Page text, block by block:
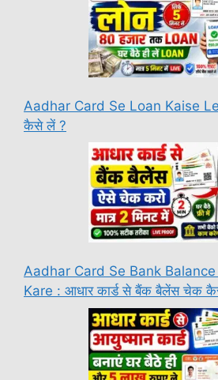
Aadhar Card Se Loan Kaise Le
कैसे लें ?
Aadhar Card Se Bank
Kare : आधार कार्ड से बैंक बैलेंस चेक